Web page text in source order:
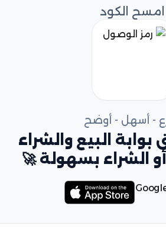
امسح الكود
- أسهل - أوضح
البيع والشراء
أو الشراء بسهولة 🚀